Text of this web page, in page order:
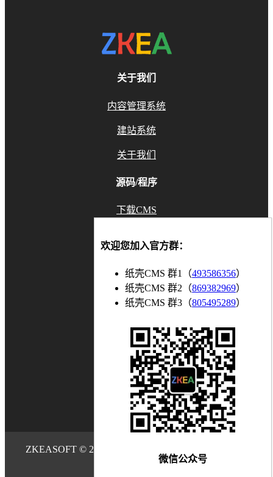
欢迎您加入官方群：
纸壳CMS 群1（493586356）
纸壳CMS 群2（869382969）
纸壳CMS 群3（805495289）
微信公众号
关于我们
内容管理系统
建站系统
关于我们
源码/程序
下载CMS
Gitee
联系我们
知乎
博客
bilibili
微信公众号
ZKEASOFT © 2016 - 2026. All Rights Reserved. Power
ZKEACMS